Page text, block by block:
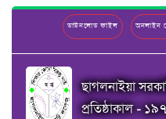
ডাউনলোড ফাইল অনলাইন
ছাগলনাইয়া
প্রতিষ্ঠাকাল -